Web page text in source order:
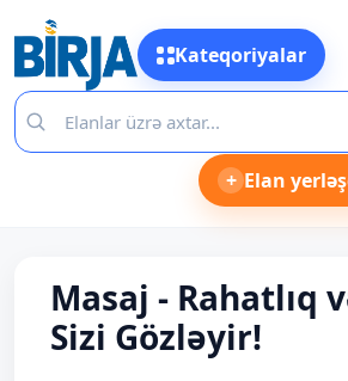
Kateqoriyalar
+ Elan
Masaj - Rahatlıq
Sizi Gözləyir!